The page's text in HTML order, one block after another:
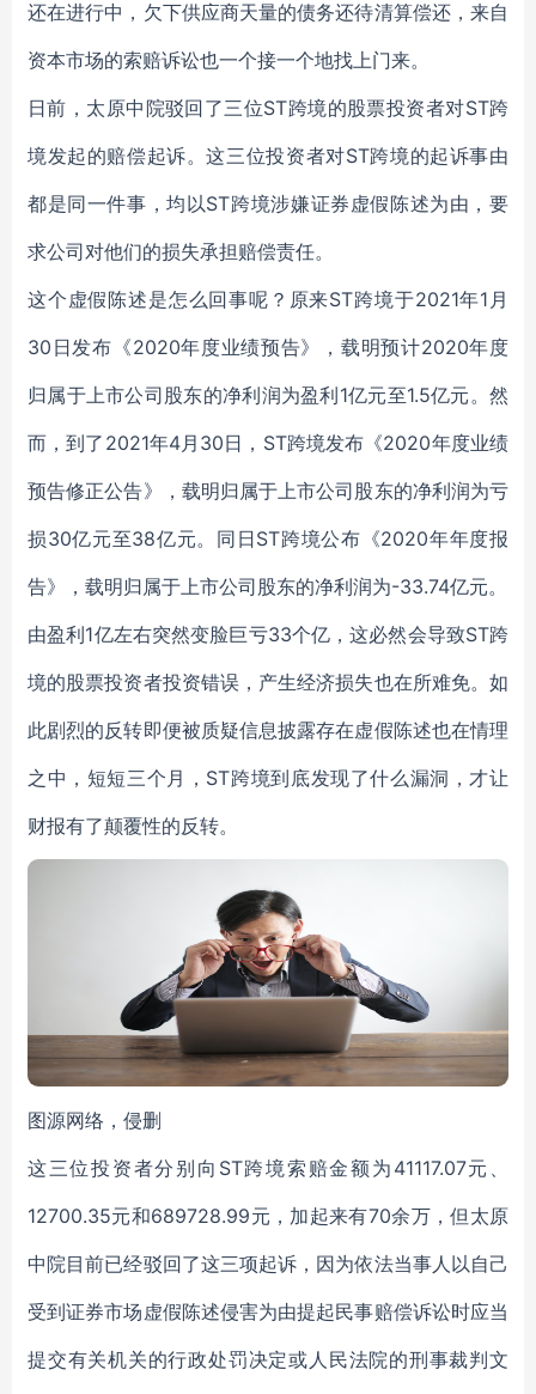
还在进行中，欠下供应商天量的债务还待清算偿还，来自
资本市场的索赔诉讼也一个接一个地找上门来。
日前，太原中院驳回了三位ST跨境的股票投资者对ST跨
境发起的赔偿起诉。这三位投资者对ST跨境的起诉事由
都是同一件事，均以ST跨境涉嫌证券虚假陈述为由，要
求公司对他们的损失承担赔偿责任。
这个虚假陈述是怎么回事呢？原来ST跨境于2021年1月
30日发布《2020年度业绩预告》，载明预计2020年度
归属于上市公司股东的净利润为盈利1亿元至1.5亿元。然
而，到了2021年4月30日，ST跨境发布《2020年度业绩
预告修正公告》，载明归属于上市公司股东的净利润为亏
损30亿元至38亿元。同日ST跨境公布《2020年年度报
告》，载明归属于上市公司股东的净利润为-33.74亿元。
由盈利1亿左右突然变脸巨亏33个亿，这必然会导致ST跨
境的股票投资者投资错误，产生经济损失也在所难免。如
此剧烈的反转即便被质疑信息披露存在虚假陈述也在情理
之中，短短三个月，ST跨境到底发现了什么漏洞，才让
财报有了颠覆性的反转。
图源网络，侵删
这三位投资者分别向ST跨境索赔金额为41117.07元、
12700.35元和689728.99元，加起来有70余万，但太原
中院目前已经驳回了这三项起诉，因为依法当事人以自己
受到证券市场虚假陈述侵害为由提起民事赔偿诉讼时应当
提交有关机关的行政处罚决定或人民法院的刑事裁判文